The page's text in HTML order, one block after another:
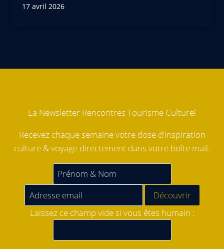
17 avril 2026
La Newsletter Rencontres Tourisme Culturel
Recevez chaque semaine votre dose d'inspiration
culture & voyage directement dans votre boîte mail.
Laissez ce champ vide si vous êtes humain :